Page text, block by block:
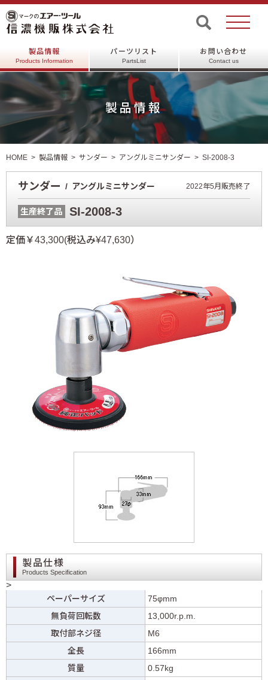
製品情報
Products Information
パーツリスト
PartsList
お問い合わせ
Contact us
製品情報
HOME 製品情報 サンダー アングルミニサンダー SI-2008-3
サンダー アングルミニサンダー 2022年5月販売終了
生産終了品 SI-2008-3
定価￥43,300(税込み¥47,630）
製品仕様
Products Specification
>
ペーパーサイズ
75φmm
無負荷回転数
13,000r.p.m.
取付部ネジ径
M6
全長
166mm
質量
0.57kg